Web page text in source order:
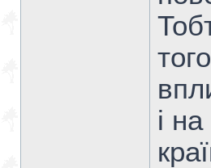
і